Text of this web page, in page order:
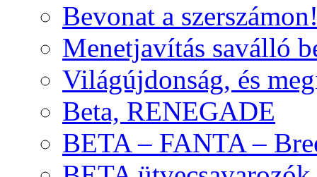
Bevonat a
Menetjavítás saválló
Világújdonság, és
Beta, RENEGADE
BETA – FANTA –